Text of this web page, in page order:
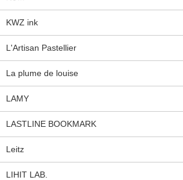
KWZ ink
L'Artisan Pastellier
La plume de louise
LAMY
LASTLINE BOOKMARK
Leitz
LIHIT LAB.